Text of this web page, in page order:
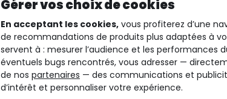
Gérer vos choix de cookies
En acceptant les cookies, vous profiterez d’une
de recommandations de produits plus adaptées à
servent à : mesurer l’audience et les performances
éventuels bugs rencontrés, vous adresser —
de nos partenaires — des communications et
d’intérêt et personnaliser votre expérience.